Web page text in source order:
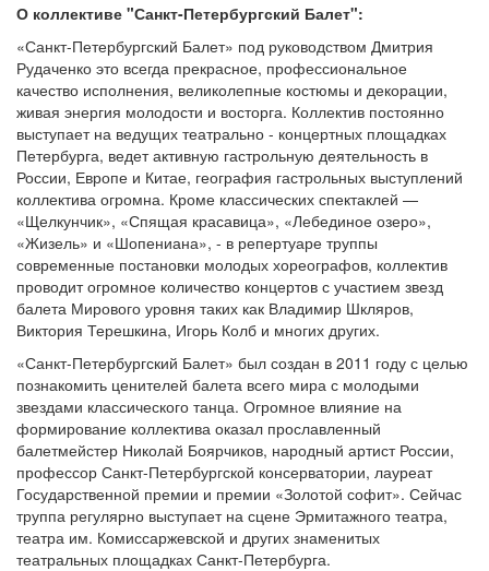
О коллективе "Санкт-Петербургский Балет":
«Санкт-Петербургский Балет» под руководством Дмитрия
Рудаченко это всегда прекрасное, профессиональное
качество исполнения, великолепные костюмы и декорации,
живая энергия молодости и восторга. Коллектив постоянно
выступает на ведущих театрально - концертных площадках
Петербурга, ведет активную гастрольную деятельность в
России, Европе и Китае, география гастрольных выступлений
коллектива огромна. Кроме классических спектаклей —
«Щелкунчик», «Спящая красавица», «Лебединое озеро»,
«Жизель» и «Шопениана», - в репертуаре труппы
современные постановки молодых хореографов, коллектив
проводит огромное количество концертов с участием звезд
балета Мирового уровня таких как Владимир Шкляров,
Виктория Терешкина, Игорь Колб и многих других.
«Санкт-Петербургский Балет» был создан в 2011 году с целью
познакомить ценителей балета всего мира с молодыми
звездами классического танца. Огромное влияние на
формирование коллектива оказал прославленный
балетмейстер Николай Боярчиков, народный артист России,
профессор Санкт-Петербургской консерватории, лауреат
Государственной премии и премии «Золотой софит». Сейчас
труппа регулярно выступает на сцене Эрмитажного театра,
театра им. Комиссаржевской и других знаменитых
театральных площадках Санкт-Петербурга.